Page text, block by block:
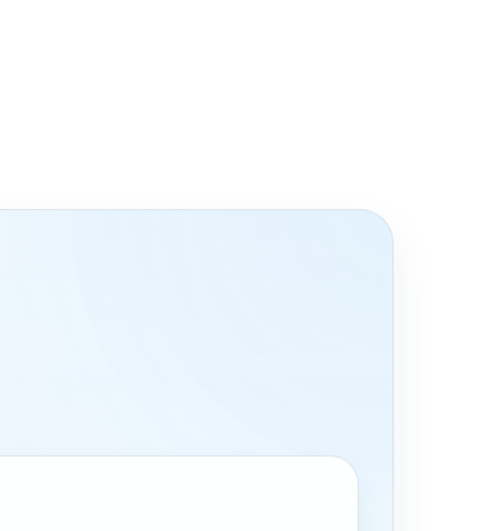
мы не обещаем случайную замену